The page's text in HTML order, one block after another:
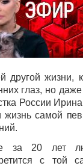
другой
глаз, но
России
жизнь самой
за 20 лет
с той